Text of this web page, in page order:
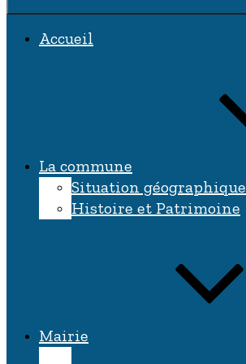
Accueil
La commune
Situation géographique
Histoire et Patrimoine
Mairie